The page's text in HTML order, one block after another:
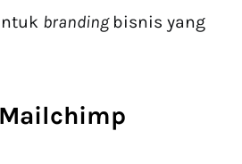
branding bisnis yang